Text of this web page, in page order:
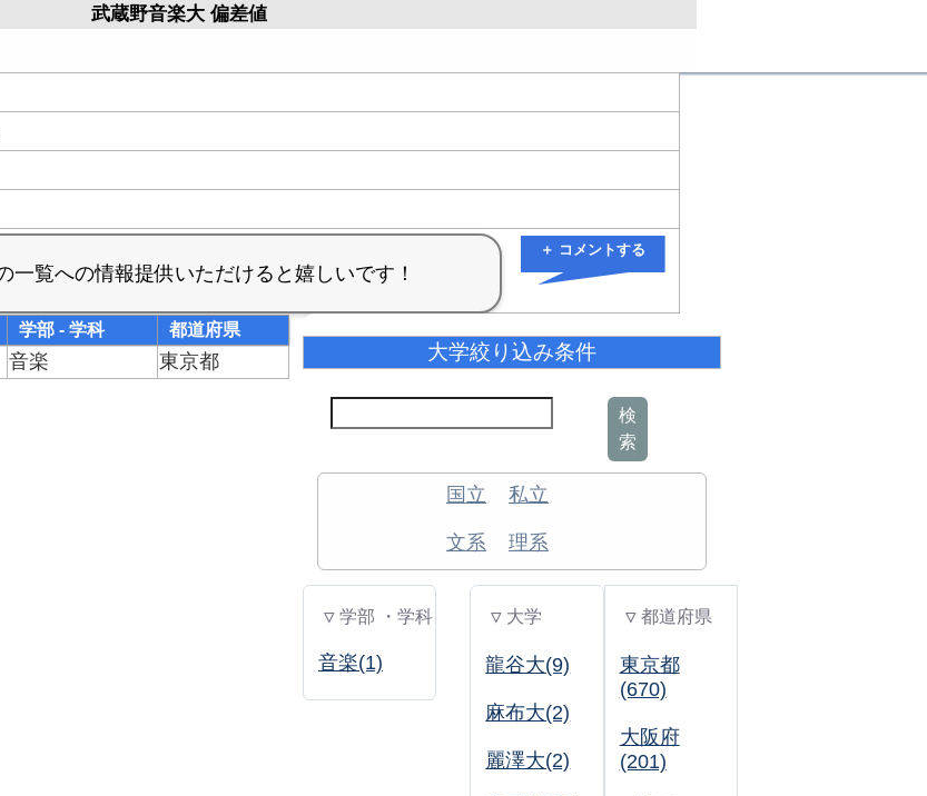
武蔵野音楽大 偏差値
＋ コメントする
学部 - 学科 都道府県
音楽 東京都 大学絞り込み条件
検
索
国立 私立
文系 理系
▽ 学部 ・学科
音楽(1)
▽ 大学
龍谷大(9)
麻布大(2)
麗澤大(2)
▽ 都道府県
東京都
(670)
大阪府
(201)